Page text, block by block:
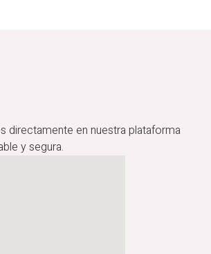
directamente en nuestra plataforma
y segura.